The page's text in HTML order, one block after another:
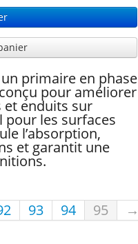
primaire en phase
pour améliorer
et enduits sur
les surfaces
l’absorption,
et garantit une
93 94 95 →